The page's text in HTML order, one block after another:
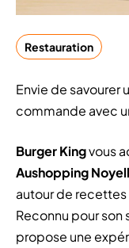
Restauration
Envie de savourer
commande avec
Burger Kingvous
Aushopping
autour de recettes
Reconnu pour son
propose une